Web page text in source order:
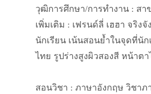
วุฒิการศึกษา/การทำงาน : ส
เพิ่มเติม : เฟรนด์ลี่ เฮฮา จริง
นักเรียน เน้นสอนย้ำในจุดที่นั
ไทย รูปร่างสูงผิวสองสี หน้าต
สอนวิชา : ภาษาอังกฤษ วิชาภ